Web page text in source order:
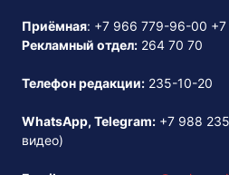
Приёмная: +7 966 779-96-00
Рекламный отдел: 264 70 70
Телефон редакции: 235-10-20
WhatsApp, Telegram: +7 988
видео)